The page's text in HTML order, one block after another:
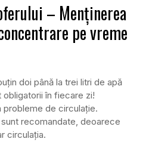
– Menținerea
pe vreme
doi până la trei litri de apă
obligatorii în fiecare zi!
probleme de circulație.
recomandate, deoarece
circulația.